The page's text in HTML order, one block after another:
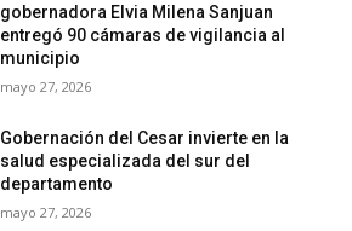
gobernadora Elvia Milena Sanjuan
entregó 90 cámaras de vigilancia al
municipio
mayo 27, 2026
Gobernación del Cesar invierte en la
salud especializada del sur del
departamento
mayo 27, 2026